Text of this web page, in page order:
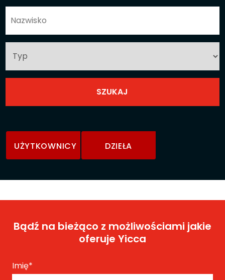
UŻYTKOWNICY DZIEŁA
Bądź na bieżąco z możliwościami jakie
oferuje Yicca
Imię*